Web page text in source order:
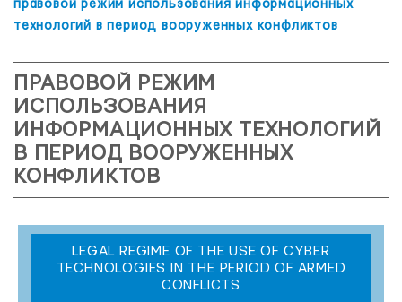
правовой режим использования информационных
технологий в период вооруженных конфликтов
ПРАВОВОЙ РЕЖИМ
ИСПОЛЬЗОВАНИЯ
ИНФОРМАЦИОННЫХ ТЕХНОЛОГИЙ
В ПЕРИОД ВООРУЖЕННЫХ
КОНФЛИКТОВ
LEGAL REGIME OF THE USE OF CYBER
TECHNOLOGIES IN THE PERIOD OF ARMED
CONFLICTS